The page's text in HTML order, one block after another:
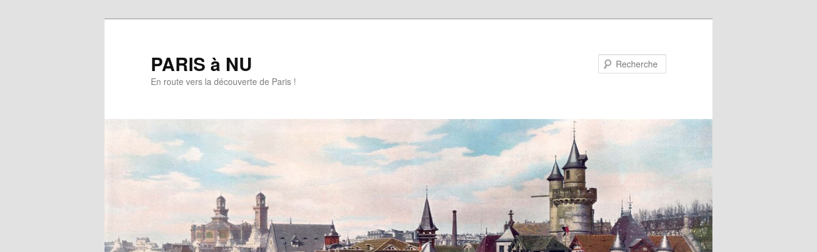
PARIS à NU
En route vers la découverte de Paris !